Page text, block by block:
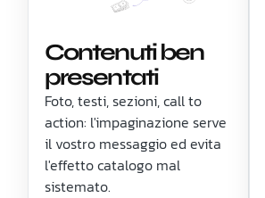
Contenuti ben
presentati
Foto, testi, sezioni, call to
action: l'impaginazione serve
il vostro messaggio ed evita
l'effetto catalogo mal
sistemato.